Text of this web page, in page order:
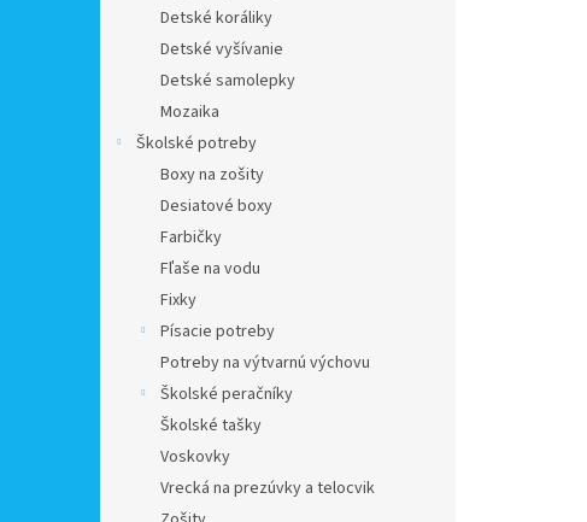
Detské koráliky
Detské vyšívanie
Detské samolepky
Mozaika
Školské potreby
Boxy na zošity
Desiatové boxy
Farbičky
Fľaše na vodu
Fixky
Písacie potreby
Potreby na výtvarnú výchovu
Školské peračníky
Školské tašky
Voskovky
Vrecká na prezúvky a telocvik